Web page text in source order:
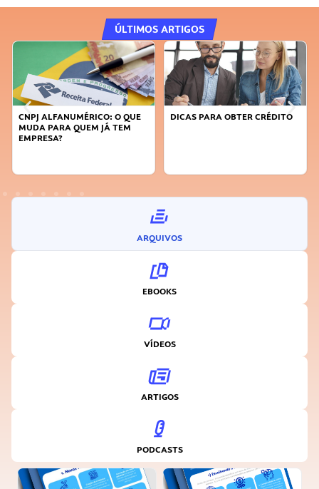
ÚLTIMOS ARTIGOS
DICAS PARA OBTER CRÉDITO
FAÇA A DIFERENÇA: SEJA
ARQUIVOS
EBOOKS
VÍDEOS
ARTIGOS
PODCASTS